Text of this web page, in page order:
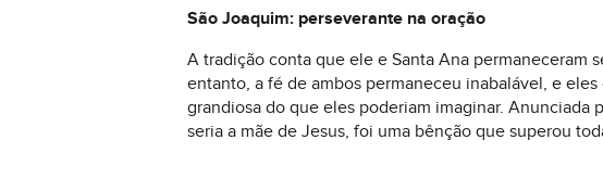
São Joaquim: perseverante na oração
A tradição conta que ele e Santa Ana permaneceram
entanto, a fé de ambos permaneceu inabalável, e
grandiosa do que eles poderiam imaginar. Anunciada
seria a mãe de Jesus, foi uma bênção que superou